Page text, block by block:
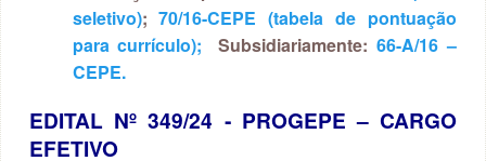
seletivo); 70/16-CEPE (tabela de pontuação
para currículo); Subsidiariamente: 66-A/16 –
CEPE.
EDITAL Nº 349/24 ‐ PROGEPE – CARGO
EFETIVO